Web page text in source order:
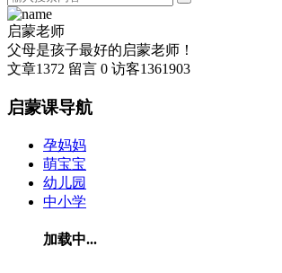
启蒙老师
父母是孩子最好的启蒙老师！
文章1372 留言 0 访客1361903
启蒙课导航
孕妈妈
萌宝宝
幼儿园
中小学
加载中...